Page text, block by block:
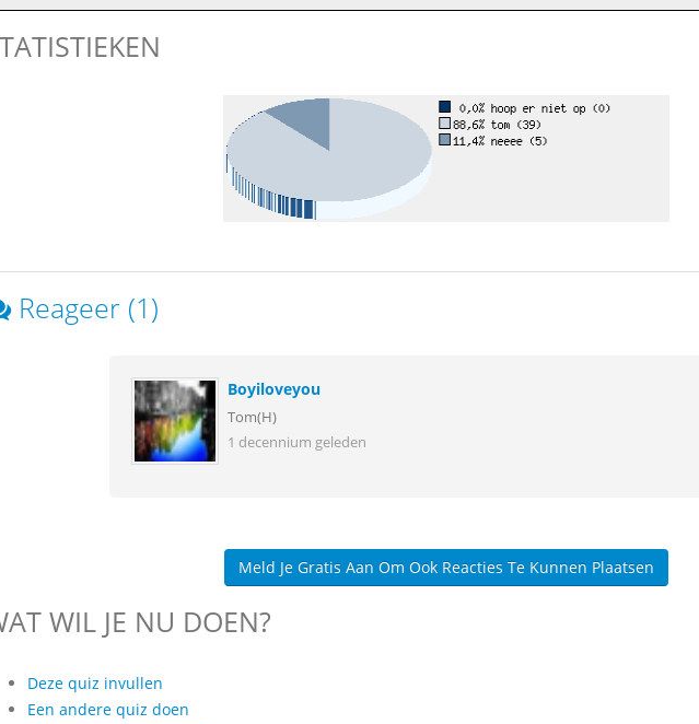
Reageer (1)
Boyiloveyou
Tom(H)
1 decennium geleden
Meld Je Gratis Aan Om Ook Reacties Te Kunnen Plaatsen
WIL JE NU DOEN?
Deze quiz invullen
Een andere quiz doen